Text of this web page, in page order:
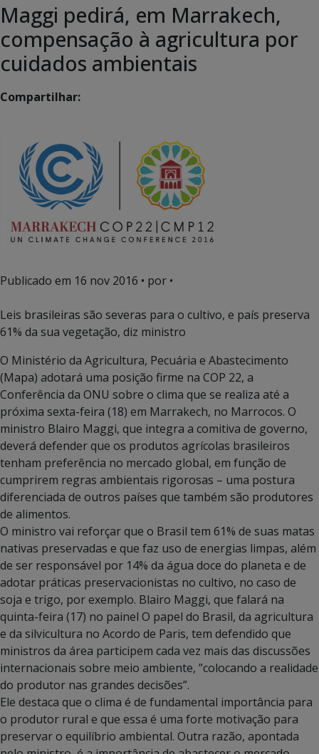
Maggi pedirá, em Marrakech,
compensação à agricultura por
cuidados ambientais
Compartilhar:
Publicado em 16 nov 2016 • por •
Leis brasileiras são severas para o cultivo, e país preserva
61% da sua vegetação, diz ministro
O Ministério da Agricultura, Pecuária e Abastecimento
(Mapa) adotará uma posição firme na COP 22, a
Conferência da ONU sobre o clima que se realiza até a
próxima sexta-feira (18) em Marrakech, no Marrocos. O
ministro Blairo Maggi, que integra a comitiva de governo,
deverá defender que os produtos agrícolas brasileiros
tenham preferência no mercado global, em função de
cumprirem regras ambientais rigorosas – uma postura
diferenciada de outros países que também são produtores
de alimentos.
O ministro vai reforçar que o Brasil tem 61% de suas matas
nativas preservadas e que faz uso de energias limpas, além
de ser responsável por 14% da água doce do planeta e de
adotar práticas preservacionistas no cultivo, no caso de
soja e trigo, por exemplo. Blairo Maggi, que falará na
quinta-feira (17) no painel O papel do Brasil, da agricultura
e da silvicultura no Acordo de Paris, tem defendido que
ministros da área participem cada vez mais das discussões
internacionais sobre meio ambiente, ”colocando a realidade
do produtor nas grandes decisões”.
Ele destaca que o clima é de fundamental importância para
o produtor rural e que essa é uma forte motivação para
preservar o equilíbrio ambiental. Outra razão, apontada